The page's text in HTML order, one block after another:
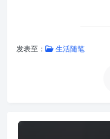
发表至： 生活随笔